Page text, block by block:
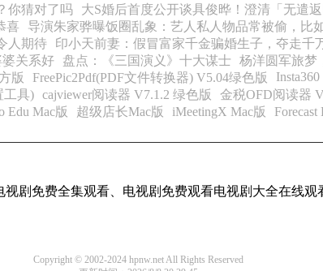
你猜对了吗
大S婚后首度公开谈具俊晔！澄清「无遣
喜
导演朱家骅曝饭圈乱象：艺人私人物品常被偷，比
人期待
印小天前妻：假冒富家千金骗婚生子，夺走千
关系好
盘点：《三国演义》十大谋士
杨洋圆军旅梦
版 FreePic2Pdf(PDF文件转换器) V5.04绿色版
工具) cajviewer阅读器 V7.1.2 绿色版 金税OFD阅读器
Edu Mac版 超级店长Mac版 iMeetingX Mac版 Forecast
剧免费全集观看、电视剧免费观看电视剧大全在线观
Copyright © 2002-2024 hpnw.net All Rights Reserved